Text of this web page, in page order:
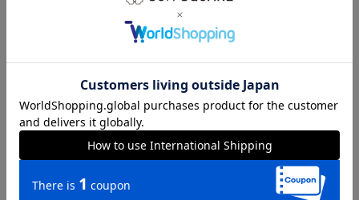
《ジャケット》着丈67cm バスト100.5cm ウエスト
87.5cm 肩幅43.6cm 袖丈56.5cm
20.9cm 裾幅18.1cm
【(165cm-6DROP)A4】
《ジャケット》着丈69cm バスト102.5cm ウエスト
89.5cm 肩幅44.3cm 袖丈58cm
《パンツ》ウエスト表示78cm ウエスト仕上がり81cm ヒ
ップ96.8cm 股上23cm ワタリ幅32.3cm ヒザ幅